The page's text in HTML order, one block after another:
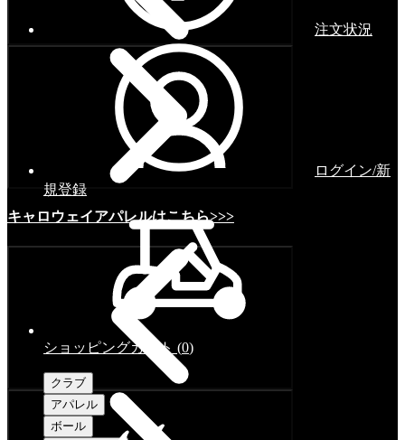
キャロウェイアパレルはこちら>>>
注文状況
ログイン/新
規登録
ショッピングカート (0)
クラブ
アパレル
ボール